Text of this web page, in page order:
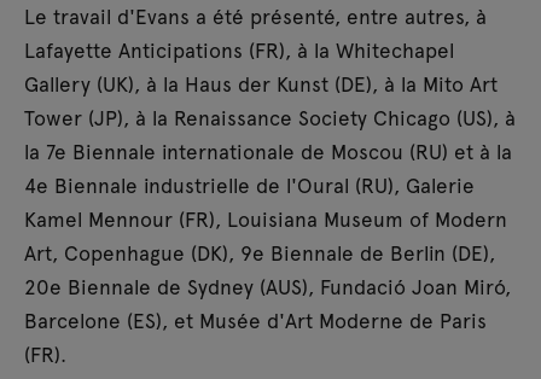
Le travail d'Evans a été présenté, entre autres, à
Lafayette Anticipations (FR), à la Whitechapel
Gallery (UK), à la Haus der Kunst (DE), à la Mito Art
Tower (JP), à la Renaissance Society Chicago (US), à
la 7e Biennale internationale de Moscou (RU) et à la
4e Biennale industrielle de l'Oural (RU), Galerie
Kamel Mennour (FR), Louisiana Museum of Modern
Art, Copenhague (DK), 9e Biennale de Berlin (DE),
20e Biennale de Sydney (AUS), Fundació Joan Miró,
Barcelone (ES), et Musée d'Art Moderne de Paris
(FR).